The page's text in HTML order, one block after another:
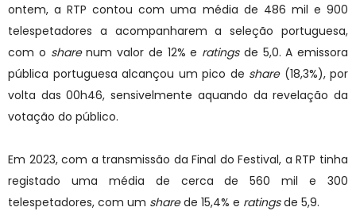
ontem, a RTP contou com uma média de 486 mil e 900
telespetadores a acompanharem a seleção portuguesa,
com o sharenum valor de 12% e ratings de 5,0. A emissora
pública portuguesa alcançou um pico de share(18,3%), por
volta das 00h46, sensivelmente aquando da revelação da
votação do público.
Em 2023, com a transmissão da Final do Festival, a RTP tinha
registado uma média de cerca de 560 mil e 300
telespetadores, com um sharede 15,4% e ratingsde 5,9.